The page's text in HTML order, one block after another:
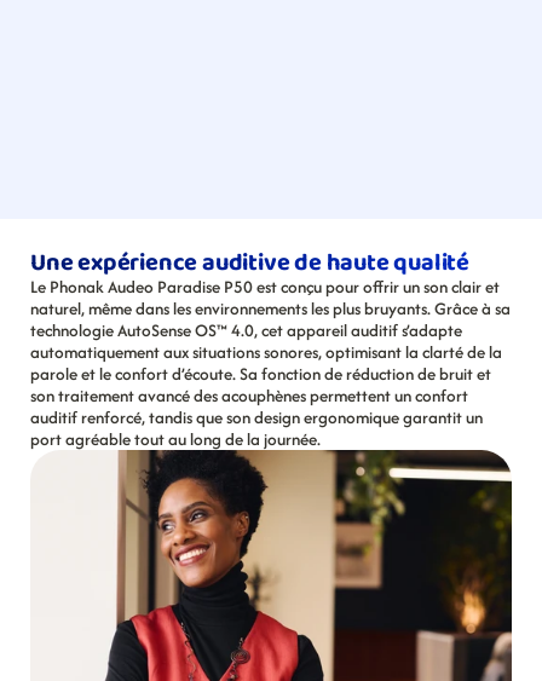
Une expérience auditive de haute qualité
Le Phonak Audeo Paradise P50 est conçu pour offrir un son clair et
naturel, même dans les environnements les plus bruyants. Grâce à sa
technologie AutoSense OS™ 4.0, cet appareil auditif s’adapte
automatiquement aux situations sonores, optimisant la clarté de la
parole et le confort d’écoute. Sa fonction de réduction de bruit et
son traitement avancé des acouphènes permettent un confort
auditif renforcé, tandis que son design ergonomique garantit un
port agréable tout au long de la journée.